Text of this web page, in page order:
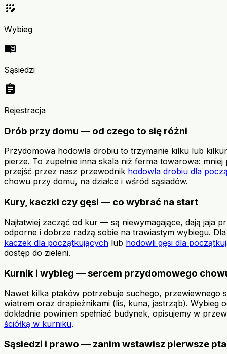
app_registration
Wybieg
menu_book
Sąsiedzi
assignment
Rejestracja
Drób przy domu — od czego to się różni
Przydomowa hodowla drobiu to trzymanie kilku lub
pierze. To zupełnie inna skala niż ferma towarowa:
przejść przez nasz przewodnik hodowla drobiu dla
chowu przy domu, na działce i wśród sąsiadów.
Kury, kaczki czy gęsi — co wybrać na start
Najłatwiej zacząć od kur — są niewymagające, dają jaja
odporne i dobrze radzą sobie na trawiastym wybiegu.
kaczek dla początkujących lub hodowli gęsi dla
dostęp do zieleni.
Kurnik i wybieg — sercem przydomowego
Nawet kilka ptaków potrzebuje suchego, przewiewnego
wiatrem oraz drapieżnikami (lis, kuna, jastrząb). Wybieg
dokładnie powinien spełniać budynek, opisujemy w
ściółką w kurniku.
Sąsiedzi i prawo — zanim wstawisz pierwsze